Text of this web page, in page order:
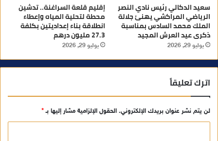
سعيد الدكالي رئيس نادي النصر
الرياضي المراكشي يهنئ جلالة
الملك محمد السادس بمناسبة
ذكرى عيد العرش المجيد
يوليو 29, 2026
إقليم قلعة السراغنة.. تدشين
محطة لتحلية المياه وإعطاء
انطلاقة بناء إعداديتين بكلفة
27.3 مليون درهم
يوليو 29, 2026
اترك تعليقاً
لن يتم نشر عنوان بريدك الإلكتروني. الحقول الإلزامية مشار إليها بـ*